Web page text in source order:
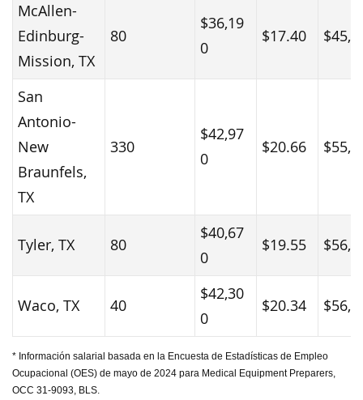
McAllen-
Edinburg-
Mission, TX
80
$36,19
0
$17.40
San
Antonio-
New
Braunfels,
TX
330
$42,97
0
$20.66
Tyler, TX 80
$40,67
0
$19.55
Waco, TX 40
$42,30
0
$20.34
* Información salarial basada en la Encuesta de Estadísticas de Empleo
Ocupacional (OES) de mayo de 2024 para Medical Equipment Preparers,
OCC 31-9093, BLS.